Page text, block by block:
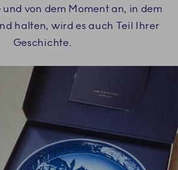
von dem Moment an, in dem
halten, wird es auch Teil Ihrer
Geschichte.